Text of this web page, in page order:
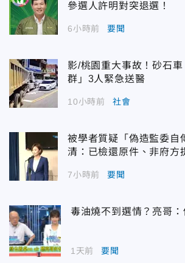
參選人許明對突退選！
6小時前 要聞
影/桃園重大事故！砂石
群」3人緊急送醫
10小時前 社會
被學者質疑「偽造監委
清：已檢還原件、非府方
7小時前 要聞
毒油燒不到選情？亮哥
1天前 要聞